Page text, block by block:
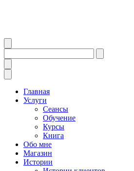
Главная
Услуги
Сеансы
Обучение
Курсы
Книга
Обо мне
Магазин
Истории